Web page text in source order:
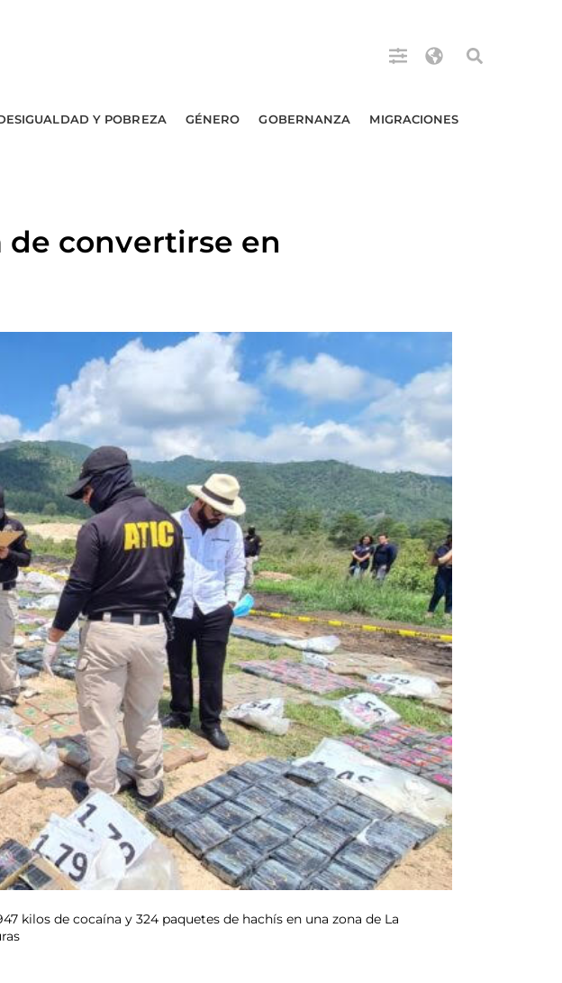
Y POBREZA GÉNERO GOBERNANZA MIGRACIONES
convertirse en
kilos de cocaína y 324 paquetes de hachís en una zona de La